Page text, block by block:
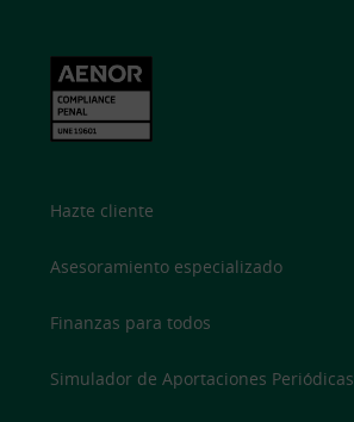
Hazte cliente
Asesoramiento especializado
Finanzas para todos
Simulador de Aportaciones Periódicas